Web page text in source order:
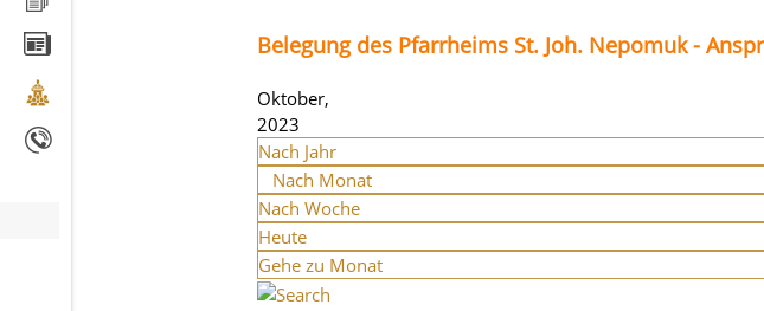
Belegung des Pfarrheims St. Joh. Nepomuk -
Oktober,
2023
Nach Jahr
Nach Monat
Nach Woche
Heute
Gehe zu Monat